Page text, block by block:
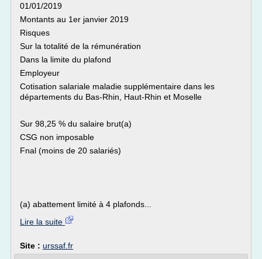
01/01/2019
Montants au 1er janvier 2019
Risques
Sur la totalité de la rémunération
Dans la limite du plafond
Employeur
Cotisation salariale maladie supplémentaire dans les
départements du Bas-Rhin, Haut-Rhin et Moselle
Sur 98,25 % du salaire brut(a)
CSG non imposable
Fnal (moins de 20 salariés)
(a) abattement limité à 4 plafonds...
Lire la suite
Site : urssaf.fr